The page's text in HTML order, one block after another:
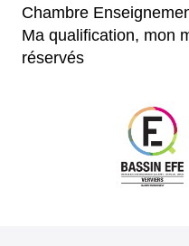
Chambre
Ma qualification, mon
réservés